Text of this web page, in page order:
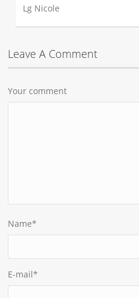
Lg Nicole
Leave A Comment
Your comment
Name*
E-mail*